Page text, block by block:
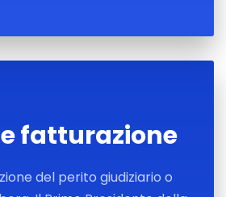
fatturazione
del perito giudiziario o